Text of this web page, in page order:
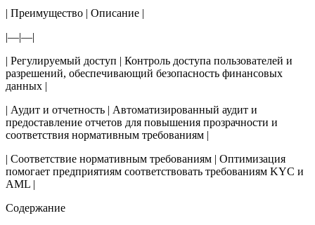
| Преимущество | Описание |
|—|—|
| Регулируемый доступ | Контроль доступа пользователей и
разрешений, обеспечивающий безопасность финансовых
данных |
| Аудит и отчетность | Автоматизированный аудит и
предоставление отчетов для повышения прозрачности и
соответствия нормативным требованиям |
| Соответствие нормативным требованиям | Оптимизация
помогает предприятиям соответствовать требованиям KYC и
AML |
Содержание